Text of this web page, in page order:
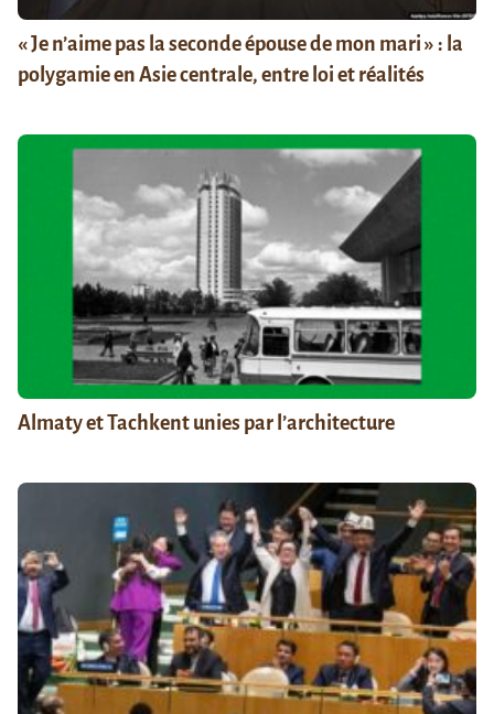
« Je n’aime pas la seconde épouse de mon mari » : la
polygamie en Asie centrale, entre loi et réalités
Almaty et Tachkent unies par l’architecture